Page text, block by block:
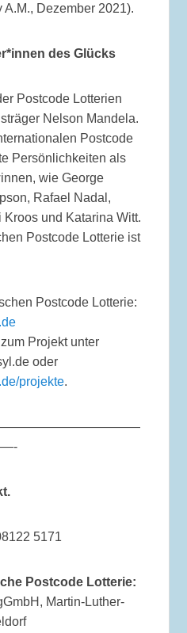
Dezember 2021).
des Glücks
Postcode Lotterien
Nelson Mandela.
Postcode
Persönlichkeiten als
wie George
Rafael Nadal,
Kroos und Katarina Witt.
Postcode Lotterie ist
Postcode Lotterie:
Projekt unter
oder
projekte.
5171
Postcode Lotterie:
Martin-Luther-